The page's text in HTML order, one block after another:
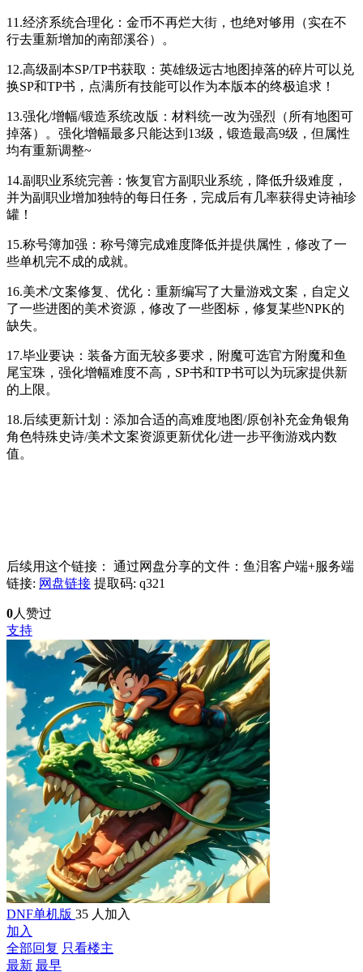
11.经济系统合理化：金币不再烂大街，也绝对够用（实在不
行去重新增加的南部溪谷）。
12.高级副本SP/TP书获取：英雄级远古地图掉落的碎片可以兑
换SP和TP书，点满所有技能可以作为本版本的终极追求！
13.强化/增幅/锻造系统改版：材料统一改为强烈（所有地图可
掉落）。强化增幅最多只能达到13级，锻造最高9级，但属性
均有重新调整~
14.副职业系统完善：恢复官方副职业系统，降低升级难度，
并为副职业增加独特的每日任务，完成后有几率获得史诗袖珍
罐！
15.称号簿加强：称号簿完成难度降低并提供属性，修改了一
些单机完不成的成就。
16.美术/文案修复、优化：重新编写了大量游戏文案，自定义
了一些进图的美术资源，修改了一些图标，修复某些NPK的
缺失。
17.毕业要诀：装备方面无较多要求，附魔可选官方附魔和鱼
尾宝珠，强化增幅难度不高，SP书和TP书可以为玩家提供新
的上限。
18.后续更新计划：添加合适的高难度地图/原创补充金角银角
角色特殊史诗/美术文案资源更新优化/进一步平衡游戏内数
值。
后续用这个链接： 通过网盘分享的文件：鱼泪客户端+服务端
链接: 网盘链接 提取码: q321
0人赞过
支持
DNF单机版 35 人加入
加入
全部回复 只看楼主
最新 最早